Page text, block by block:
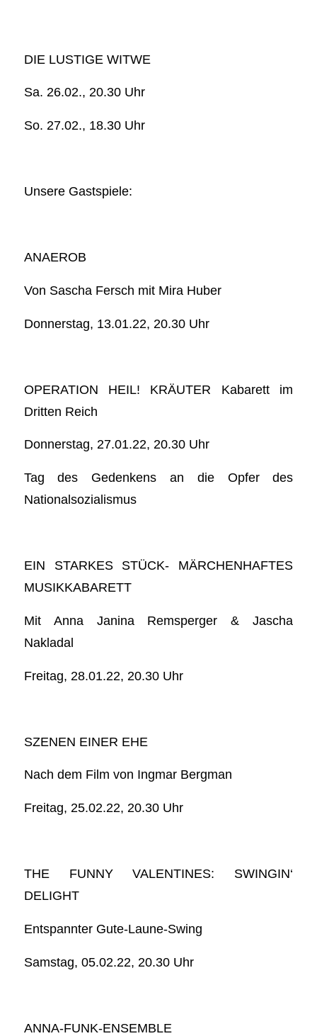
DIE LUSTIGE WITWE
Sa. 26.02., 20.30 Uhr
So. 27.02., 18.30 Uhr
Unsere Gastspiele:
ANAEROB
Von Sascha Fersch mit Mira Huber
Donnerstag, 13.01.22, 20.30 Uhr
OPERATION HEIL! KRÄUTER Kabarett im
Dritten Reich
Donnerstag, 27.01.22, 20.30 Uhr
Tag des Gedenkens an die Opfer des
Nationalsozialismus
EIN STARKES STÜCK- MÄRCHENHAFTES
MUSIKKABARETT
Mit Anna Janina Remsperger & Jascha
Nakladal
Freitag, 28.01.22, 20.30 Uhr
SZENEN EINER EHE
Nach dem Film von Ingmar Bergman
Freitag, 25.02.22, 20.30 Uhr
THE FUNNY VALENTINES: SWINGIN‘
DELIGHT
Entspannter Gute-Laune-Swing
Samstag, 05.02.22, 20.30 Uhr
ANNA-FUNK-ENSEMBLE